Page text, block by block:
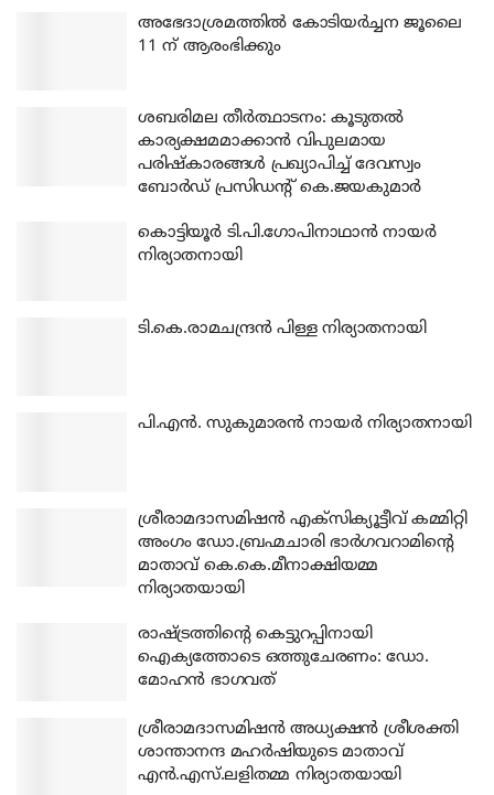
അഭേദാശ്രമത്തില്‍ കോടിയര്‍ച്ചന ജൂലൈ
11 ന് ആരംഭിക്കും
ശബരിമല തീര്‍ത്ഥാടനം: കൂടുതല്‍
കാര്യക്ഷമമാക്കാന്‍ വിപുലമായ
പരിഷ്‌കാരങ്ങള്‍ പ്രഖ്യാപിച്ച് ദേവസ്വം
ബോര്‍ഡ് പ്രസിഡന്റ് കെ.ജയകുമാര്‍
കൊട്ടിയൂര്‍ ടി.പി.ഗോപിനാഥാന്‍ നായര്‍
നിര്യാതനായി
ടി.കെ.രാമചന്ദ്രന്‍ പിള്ള നിര്യാതനായി
പി.എന്‍. സുകുമാരന്‍ നായര്‍ നിര്യാതനായി
ശ്രീരാമദാസമിഷന്‍ എക്‌സിക്യൂട്ടീവ് കമ്മിറ്റി
അംഗം ഡോ.ബ്രഹ്മചാരി ഭാര്‍ഗവറാമിന്റെ
മാതാവ് കെ.കെ.മീനാക്ഷിയമ്മ
നിര്യാതയായി
രാഷ്ട്രത്തിന്റെ കെട്ടുറപ്പിനായി
ഐക്യത്തോടെ ഒത്തുചേരണം: ഡോ.
മോഹന്‍ ഭാഗവത്
ശ്രീരാമദാസമിഷന്‍ അധ്യക്ഷന്‍ ശ്രീശക്തി
ശാന്താനന്ദ മഹര്‍ഷിയുടെ മാതാവ്
എന്‍.എസ്.ലളിതമ്മ നിര്യാതയായി